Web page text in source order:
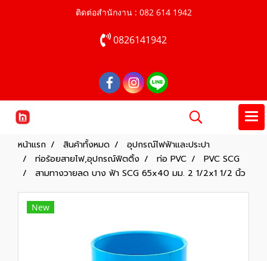
ติดต่อสำนักงาน : 082 614 1942
0826141942
หน้าแรก สินค้าทั้งหมด
อุปกรณ์ไฟฟ้าและประปา
ท่อร้อยสายไฟ,อุปกรณ์ฟิตติ้ง
ท่อ PVC
PVC SCG
สามทางวายลด บาง ฟ้า SCG 65x40 มม. 2 1/2x1 1/2 นิ้ว
New